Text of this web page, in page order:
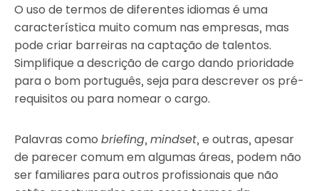
O uso de termos de diferentes idiomas é uma
característica muito comum nas empresas, mas
pode criar barreiras na captação de talentos.
Simplifique a descrição de cargo dando prioridade
para o bom português, seja para descrever os pré-
requisitos ou para nomear o cargo.
Palavras como briefing, mindset, e outras, apesar
de parecer comum em algumas áreas, podem não
ser familiares para outros profissionais que não